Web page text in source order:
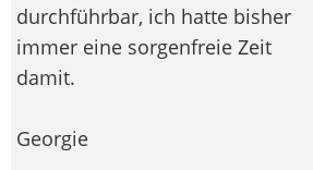
durchführbar, ich hatte bisher
immer eine sorgenfreie Zeit
damit.
Georgie